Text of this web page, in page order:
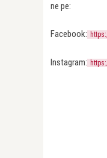
ne pe:
Facebook:
Instagram: